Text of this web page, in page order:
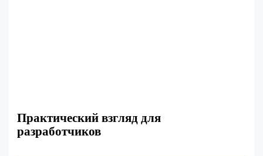
Практический взгляд для
разработчиков